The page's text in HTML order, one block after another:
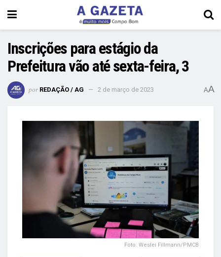
Inscrições para estágio da
Prefeitura vão até sexta-feira, 3
por REDAÇÃO / AG 2 de março de 2023 AA
Foto: Weslei Fillmann/PMCB